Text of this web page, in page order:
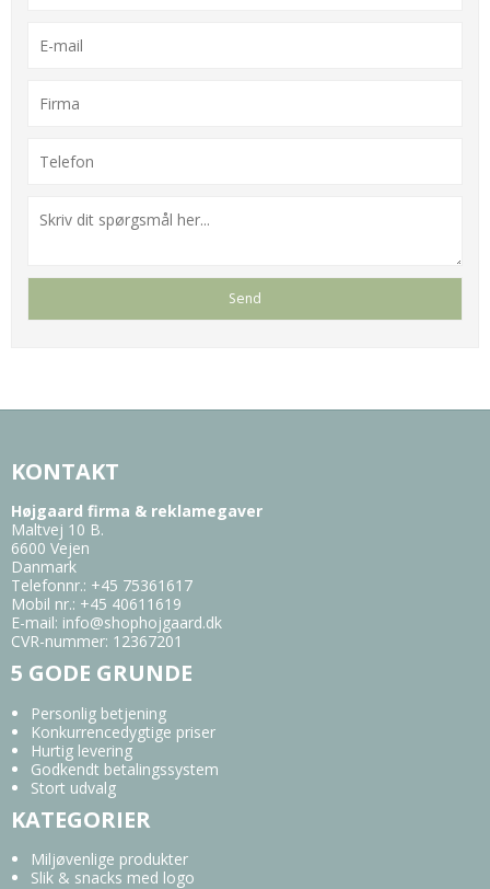
KONTAKT
Højgaard firma & reklamegaver
Maltvej 10 B.
6600 Vejen
Danmark
Telefonnr.: +45 75361617
Mobil nr.: +45 40611619
E-mail: info@shophojgaard.dk
CVR-nummer: 12367201
5 GODE GRUNDE
Personlig betjening
Konkurrencedygtige priser
Hurtig levering
Godkendt betalingssystem
Stort udvalg
KATEGORIER
Miljøvenlige produkter
Slik & snacks med logo